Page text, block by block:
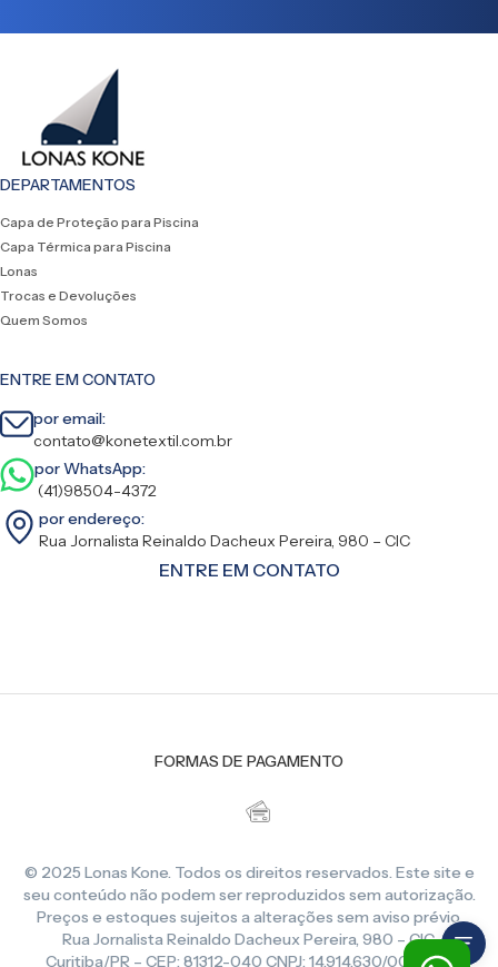
DEPARTAMENTOS
Capa de Proteção para Piscina
Capa Térmica para Piscina
Lonas
Trocas e Devoluções
Quem Somos
ENTRE EM CONTATO
por email:
contato@konetextil.com.br
por WhatsApp:
(41)98504-4372
por endereço:
Rua Jornalista Reinaldo Dacheux Pereira, 980 – CIC
ENTRE EM CONTATO
FORMAS DE PAGAMENTO
© 2025 Lonas Kone. Todos os direitos reservados. Este site e
seu conteúdo não podem ser reproduzidos sem autorização.
Preços e estoques sujeitos a alterações sem aviso prévio.
Rua Jornalista Reinaldo Dacheux Pereira, 980 – CIC,
Curitiba/PR – CEP: 81312-040 CNPJ: 14.914.630/0001-86